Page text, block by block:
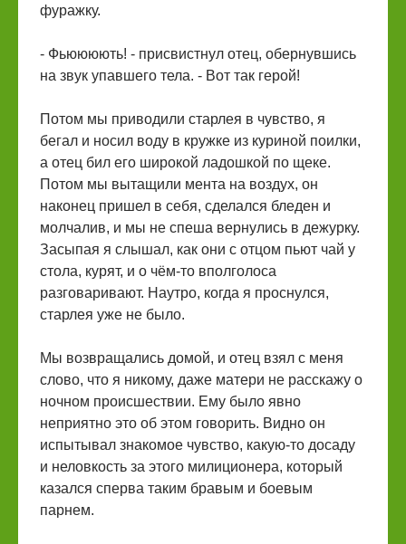
фуражку.
- Фьюююють! - присвистнул отец, обернувшись
на звук упавшего тела. - Вот так герой!
Потом мы приводили старлея в чувство, я
бегал и носил воду в кружке из куриной поилки,
а отец бил его широкой ладошкой по щеке.
Потом мы вытащили мента на воздух, он
наконец пришел в себя, сделался бледен и
молчалив, и мы не спеша вернулись в дежурку.
Засыпая я слышал, как они с отцом пьют чай у
стола, курят, и о чём-то вполголоса
разговаривают. Наутро, когда я проснулся,
старлея уже не было.
Мы возвращались домой, и отец взял с меня
слово, что я никому, даже матери не расскажу о
ночном происшествии. Ему было явно
неприятно это об этом говорить. Видно он
испытывал знакомое чувство, какую-то досаду
и неловкость за этого милиционера, который
казался сперва таким бравым и боевым
парнем.